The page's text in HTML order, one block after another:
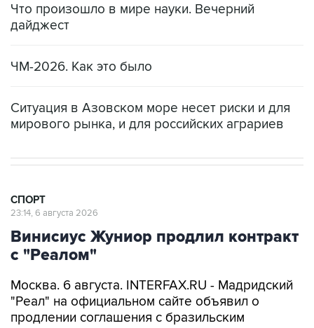
Что произошло в мире науки. Вечерний
дайджест
ЧМ-2026. Как это было
Ситуация в Азовском море несет риски и для
мирового рынка, и для российских аграриев
СПОРТ
23:14, 6 августа 2026
Винисиус Жуниор продлил контракт
с "Реалом"
Москва. 6 августа. INTERFAX.RU - Мадридский
"Реал" на официальном сайте объявил о
продлении соглашения с бразильским